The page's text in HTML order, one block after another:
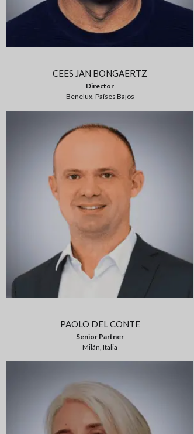
CEES JAN BONGAERTZ
Director
Benelux, Países Bajos
PAOLO DEL CONTE
Senior Partner
Milán, Italia